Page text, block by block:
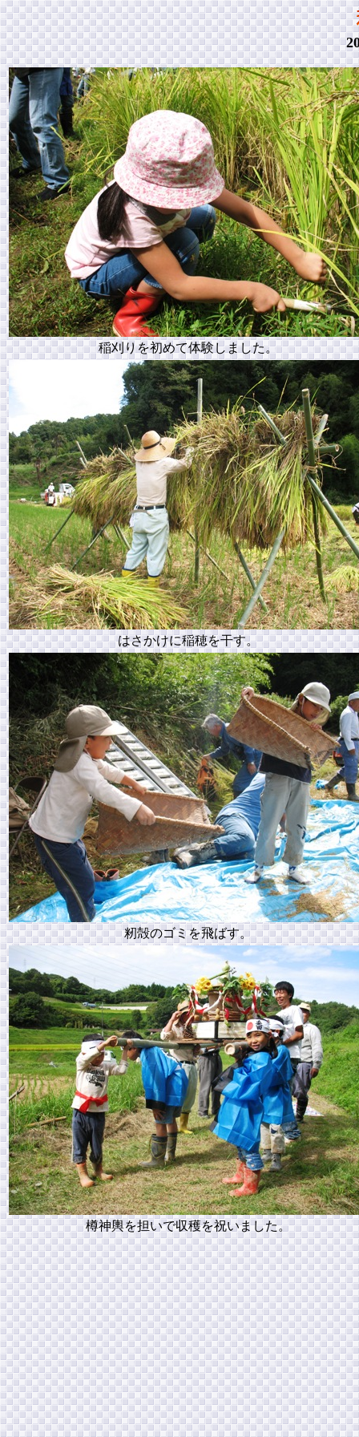
稲刈りを初めて体験しました。
はさかけに稲穂を干す。
籾殻のゴミを飛ばす。
樽神輿を担いで収穫を祝いました。